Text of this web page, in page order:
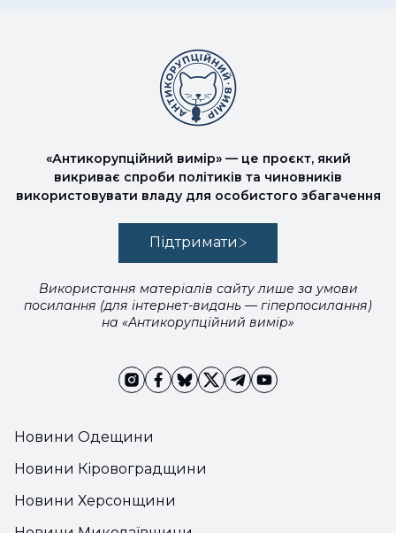
Новини Одещини
Новини Кіровоградщини
Новини Херсонщини
«Антикорупційний вимір» — це проєкт, який
викриває спроби політиків та чиновників
використовувати владу для особистого збагачення
Підтримати
Використання матеріалів сайту лише за умови
посилання (для інтернет-видань — гіперпосилання)
на «Антикорупційний вимір»